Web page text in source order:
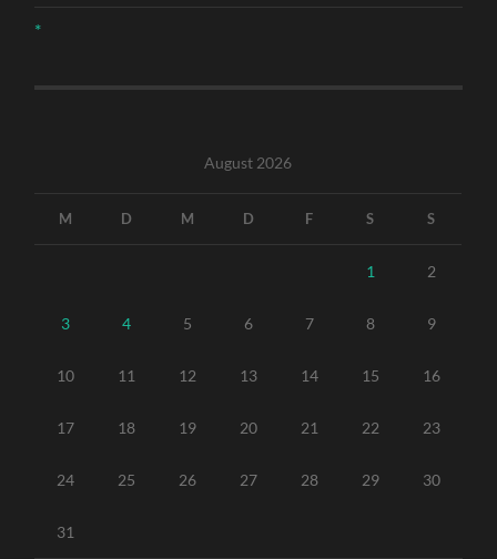
*
August 2026
M D M D F S S
1 2
3 4 5 6 7 8 9
10 11 12 13 14 15 16
17 18 19 20 21 22 23
24 25 26 27 28 29 30
31